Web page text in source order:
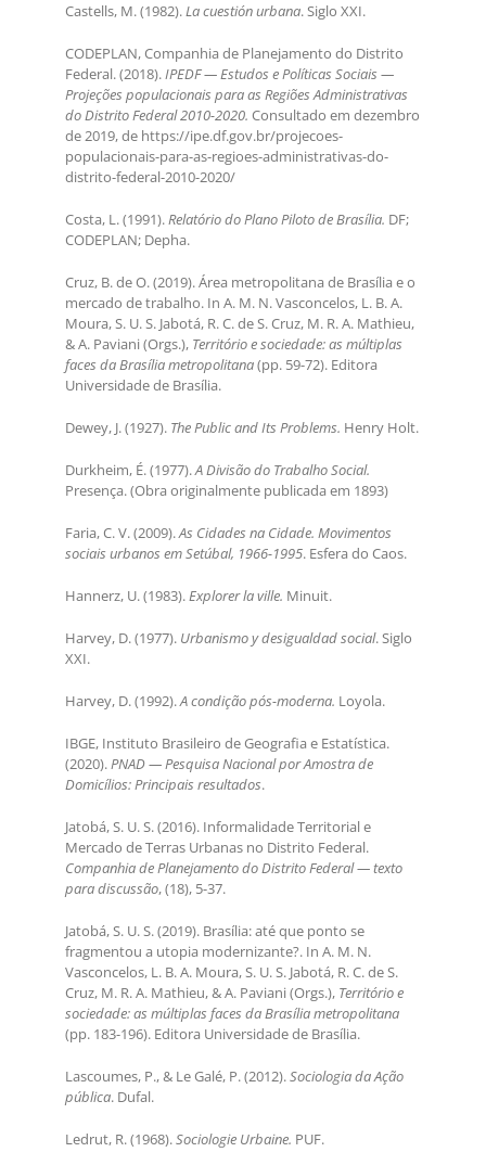
Castells, M. (1982).La cuestión urbana. Siglo XXI.
CODEPLAN, Companhia de Planejamento do Distrito
Federal. (2018).IPEDF — Estudos e Políticas Sociais —
Projeções populacionais para as Regiões Administrativas
do Distrito Federal 2010-2020. Consultado em dezembro
de 2019, de https://ipe.df.gov.br/projecoes-
populacionais-para-as-regioes-administrativas-do-
distrito-federal-2010-2020/
Costa, L. (1991).Relatório do Plano Piloto de Brasília. DF;
CODEPLAN; Depha.
Cruz, B. de O. (2019). Área metropolitana de Brasília e o
mercado de trabalho. In A. M. N. Vasconcelos, L. B. A.
Moura, S. U. S. Jabotá, R. C. de S. Cruz, M. R. A. Mathieu,
& A. Paviani (Orgs.), Território e sociedade: as múltiplas
faces da Brasília metropolitana(pp. 59-72). Editora
Universidade de Brasília.
Dewey, J. (1927). The Public and Its Problems. Henry Holt.
Durkheim, É. (1977).A Divisão do Trabalho Social.
Presença. (Obra originalmente publicada em 1893)
Faria, C. V. (2009).As Cidades na Cidade. Movimentos
sociais urbanos em Setúbal, 1966-1995. Esfera do Caos.
Hannerz, U. (1983).Explorer la ville. Minuit.
Harvey, D. (1977). Urbanismo y desigualdad social. Siglo
XXI.
Harvey, D. (1992).A condição pós-moderna. Loyola.
IBGE, Instituto Brasileiro de Geografia e Estatística.
(2020).PNAD — Pesquisa Nacional por Amostra de
Domicílios: Principais resultados.
Jatobá, S. U. S. (2016). Informalidade Territorial e
Mercado de Terras Urbanas no Distrito Federal.
Companhia de Planejamento do Distrito Federal — texto
para discussão, (18), 5-37.
Jatobá, S. U. S. (2019). Brasília: até que ponto se
fragmentou a utopia modernizante?. In A. M. N.
Vasconcelos, L. B. A. Moura, S. U. S. Jabotá, R. C. de S.
Cruz, M. R. A. Mathieu, & A. Paviani (Orgs.), Território e
sociedade: as múltiplas faces da Brasília metropolitana
(pp. 183-196). Editora Universidade de Brasília.
Lascoumes, P., & Le Galé, P. (2012).Sociologia da Ação
pública. Dufal.
Ledrut, R. (1968).Sociologie Urbaine. PUF.